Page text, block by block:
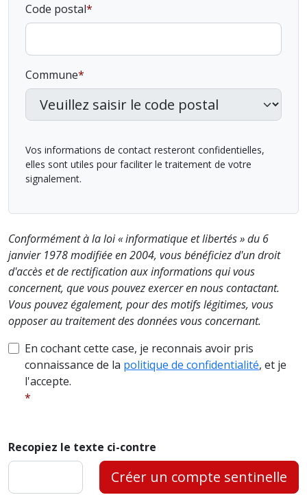
Code postal
Commune
Vos informations de contact resteront confidentielles,
elles sont utiles pour faciliter le traitement de votre
signalement.
Conformément à la loi « informatique et libertés » du 6
janvier 1978 modifiée en 2004, vous bénéficiez d'un droit
d'accès et de rectification aux informations qui vous
concernent, que vous pouvez exercer en nous contactant.
Vous pouvez également, pour des motifs légitimes, vous
opposer au traitement des données vous concernant.
En cochant cette case, je reconnais avoir pris
connaissance de la politique de confidentialité, et je
l'accepte.
Recopiez le texte ci-contre
Créer un compte sentinelle